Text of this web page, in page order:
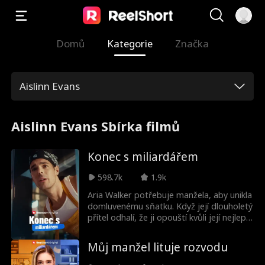
Domů Kategorie Značka
Aislinn Evans
Aislinn Evans Sbírka filmů
Konec s miliardářem
598.7k
1.9k
Aria Walker potřebuje manžela, aby unikla
domluvenému sňatku. Když její dlouholetý
přítel odhalí, že ji opouští kvůli její nejlepší
starého známého, "pracovníka v
pojízdném občerstvení," Stefana Hilla.
Netuší, že Stefan Hill je ve skutečnosti
Můj manžel lituje rozvodu